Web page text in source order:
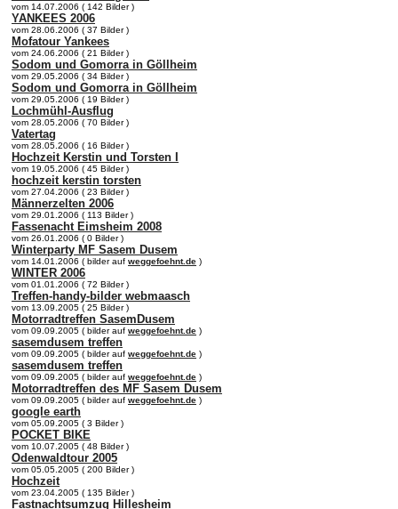
vom 14.07.2006 ( 142 Bilder )
YANKEES 2006
vom 28.06.2006 ( 37 Bilder )
Mofatour Yankees
vom 24.06.2006 ( 21 Bilder )
Sodom und Gomorra in Göllheim
vom 29.05.2006 ( 34 Bilder )
Sodom und Gomorra in Göllheim
vom 29.05.2006 ( 19 Bilder )
Lochmühl-Ausflug
vom 28.05.2006 ( 70 Bilder )
Vatertag
vom 28.05.2006 ( 16 Bilder )
Hochzeit Kerstin und Torsten I
vom 19.05.2006 ( 45 Bilder )
hochzeit kerstin torsten
vom 27.04.2006 ( 23 Bilder )
Männerzelten 2006
vom 29.01.2006 ( 113 Bilder )
Fassenacht Eimsheim 2008
vom 26.01.2006 ( 0 Bilder )
Winterparty MF Sasem Dusem
vom 14.01.2006 ( bilder auf weggefoehnt.de )
WINTER 2006
vom 01.01.2006 ( 72 Bilder )
Treffen-handy-bilder webmaasch
vom 13.09.2005 ( 25 Bilder )
Motorradtreffen SasemDusem
vom 09.09.2005 ( bilder auf weggefoehnt.de )
sasemdusem treffen
vom 09.09.2005 ( bilder auf weggefoehnt.de )
sasemdusem treffen
vom 09.09.2005 ( bilder auf weggefoehnt.de )
Motorradtreffen des MF Sasem Dusem
vom 09.09.2005 ( bilder auf weggefoehnt.de )
google earth
vom 05.09.2005 ( 3 Bilder )
POCKET BIKE
vom 10.07.2005 ( 48 Bilder )
Odenwaldtour 2005
vom 05.05.2005 ( 200 Bilder )
Hochzeit
vom 23.04.2005 ( 135 Bilder )
Fastnachtsumzug Hillesheim